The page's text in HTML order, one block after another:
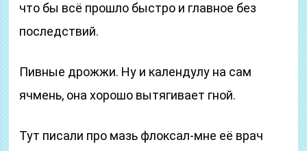
что бы всё прошло быстро и главное без
последствий.
Пивные дрожжи. Ну и календулу на сам
ячмень, она хорошо вытягивает гной.
Тут писали про мазь флоксал-мне её врач